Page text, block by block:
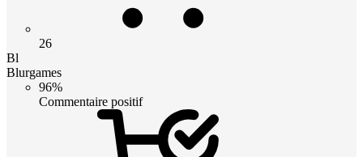
26
Bl
Blurgames
96%
Commentaire positif